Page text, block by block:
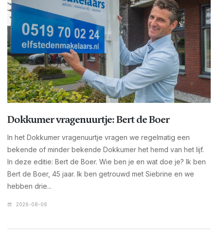
Dokkumer vragenuurtje: Bert de Boer
In het Dokkumer vragenuurtje vragen we regelmatig een
bekende of minder bekende Dokkumer het hemd van het lijf.
In deze editie: Bert de Boer. Wie ben je en wat doe je? Ik ben
Bert de Boer, 45 jaar. Ik ben getrouwd met Siebrine en we
hebben drie...
2026-08-06